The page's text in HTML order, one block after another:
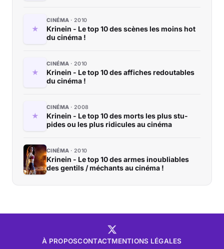
CINÉMA 2010
Krinein - Le top 10 des scènes les moins hot
du cinéma !
CINÉMA 2010
Krinein - Le top 10 des affiches redoutables
du ci­né­ma !
CINÉMA 2008
Krinein - Le top 10 des morts les plus stu­
pides ou les plus ri­di­cules au ci­né­ma
CINÉMA 2010
Krinein - Le top 10 des armes inoubliables
des gentils / méchants au cinéma !
À PROPOSCONTACTMENTIONS LÉGALES